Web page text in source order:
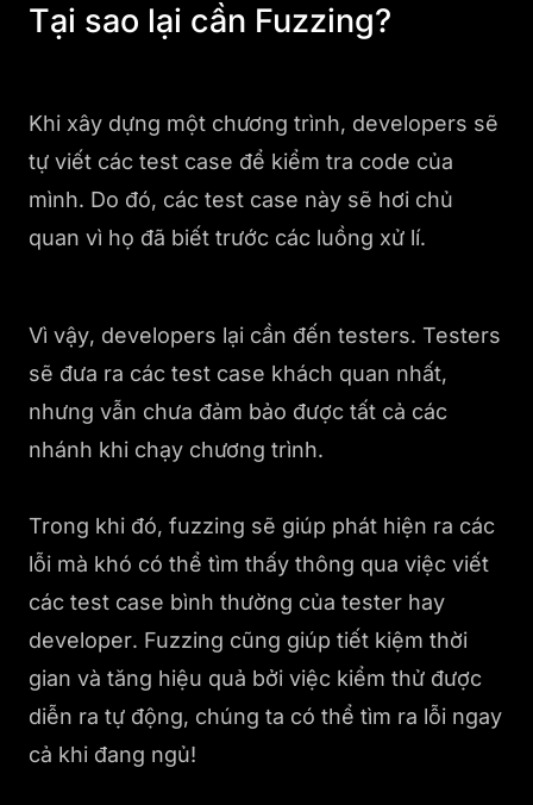
Tại sao lại cần Fuzzing?
Khi xây dựng một chương trình, developers sẽ
tự viết các test case để kiểm tra code của
mình. Do đó, các test case này sẽ hơi chủ
quan vì họ đã biết trước các luồng xử lí.
Vì vậy, developers lại cần đến testers. Testers
sẽ đưa ra các test case khách quan nhất,
nhưng vẫn chưa đảm bảo được tất cả các
nhánh khi chạy chương trình.
Trong khi đó, fuzzing sẽ giúp phát hiện ra các
lỗi mà khó có thể tìm thấy thông qua việc viết
các test case bình thường của tester hay
developer. Fuzzing cũng giúp tiết kiệm thời
gian và tăng hiệu quả bởi việc kiểm thử được
diễn ra tự động, chúng ta có thể tìm ra lỗi ngay
cả khi đang ngủ!